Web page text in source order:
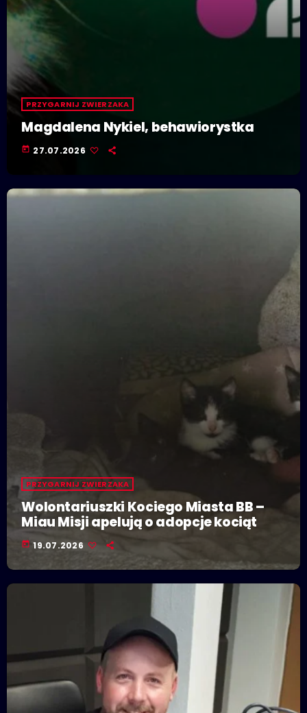
PRZYGARNIJ ZWIERZAKA
Magdalena Nykiel, behawiorystka
today 27.07.2026
PRZYGARNIJ ZWIERZAKA
Wolontariuszki Kociego Miasta BB –
Miau Misji apelują o adopcje kociąt
today 19.07.2026